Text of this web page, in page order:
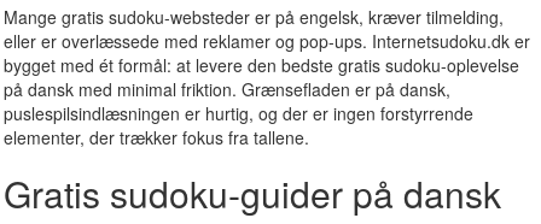
Mange gratis sudoku-websteder er på engelsk, kræver tilmelding,
eller er overlæssede med reklamer og pop-ups. Internetsudoku.dk er
bygget med ét formål: at levere den bedste gratis sudoku-oplevelse
på dansk med minimal friktion. Grænsefladen er på dansk,
puslespilsindlæsningen er hurtig, og der er ingen forstyrrende
elementer, der trækker fokus fra tallene.
Gratis sudoku-guider på dansk